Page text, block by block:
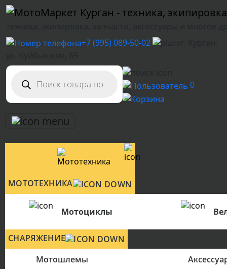
+7 (995) 089-50-02
товаров 0
МОТОТЕХНИКА
Мотоциклы
СНАРЯЖЕНИЕ
Мотошлемы